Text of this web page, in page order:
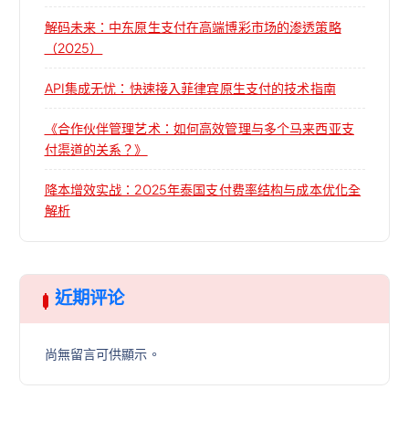
解码未来：中东原生支付在高端博彩市场的渗透策略
（2025）
API集成无忧：快速接入菲律宾原生支付的技术指南
《合作伙伴管理艺术：如何高效管理与多个马来西亚支
付渠道的关系？》
降本增效实战：2025年泰国支付费率结构与成本优化全
解析
近期评论
尚無留言可供顯示。